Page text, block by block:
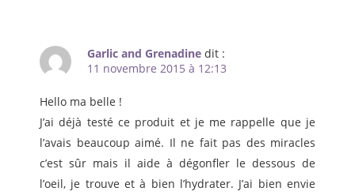
Garlic and Grenadine dit :
11 novembre 2015 à 12:13
Hello ma belle !
J’ai déjà testé ce produit et je me rappelle que je
l’avais beaucoup aimé. Il ne fait pas des miracles
c’est sûr mais il aide à dégonfler le dessous de
l’oeil, je trouve et à bien l’hydrater. J’ai bien envie